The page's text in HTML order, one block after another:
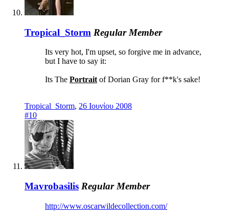
Tropical_Storm Regular Member
Its very hot, I'm upset, so forgive me in advance,
but I have to say it:
Its The Portrait of Dorian Gray for f**k's sake!
Tropical_Storm, 26 Ιουνίου 2008
#10
Mavrobasilis Regular Member
http://www.oscarwildecollection.com/